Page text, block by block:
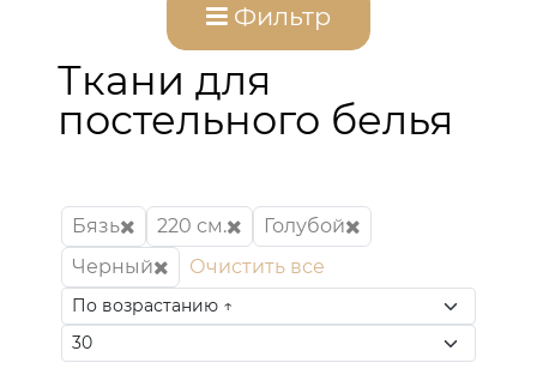
Фильтр
Ткани для
постельного белья
Бязь 220 см.
Голубой
Черный
Очистить все